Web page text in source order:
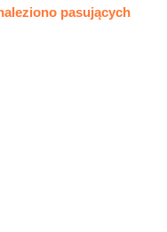
pasujących